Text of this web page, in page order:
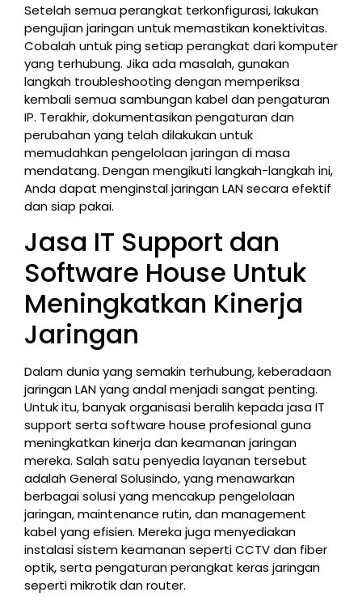
Setelah semua perangkat terkonfigurasi, lakukan
pengujian jaringan untuk memastikan konektivitas.
Cobalah untuk ping setiap perangkat dari komputer
yang terhubung. Jika ada masalah, gunakan
langkah troubleshooting dengan memperiksa
kembali semua sambungan kabel dan pengaturan
IP. Terakhir, dokumentasikan pengaturan dan
perubahan yang telah dilakukan untuk
memudahkan pengelolaan jaringan di masa
mendatang. Dengan mengikuti langkah-langkah ini,
Anda dapat menginstal jaringan LAN secara efektif
dan siap pakai.
Jasa IT Support dan
Software House Untuk
Meningkatkan Kinerja
Jaringan
Dalam dunia yang semakin terhubung, keberadaan
jaringan LAN yang andal menjadi sangat penting.
Untuk itu, banyak organisasi beralih kepada jasa IT
support serta software house profesional guna
meningkatkan kinerja dan keamanan jaringan
mereka. Salah satu penyedia layanan tersebut
adalah General Solusindo, yang menawarkan
berbagai solusi yang mencakup pengelolaan
jaringan, maintenance rutin, dan management
kabel yang efisien. Mereka juga menyediakan
instalasi sistem keamanan seperti CCTV dan fiber
optik, serta pengaturan perangkat keras jaringan
seperti mikrotik dan router.